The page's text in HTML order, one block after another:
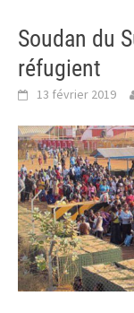
Soudan du
réfugient
13 février 2019